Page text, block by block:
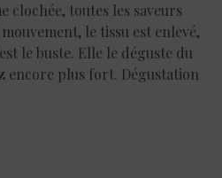
clochée, toutes les saveurs
le tissu est enlevé,
le buste. Elle le déguste du
encore plus fort. Dégustation